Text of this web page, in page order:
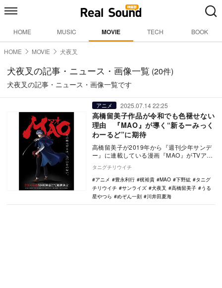
HOME MUSIC MOVIE TECH BOOK
HOME MOVIE 犬夜叉
犬夜叉の記事・ニュース・画像一覧 (20件)
犬夜叉の記事・ニュース・画像一覧です
アニメ 2025.07.14 22:25
高橋留美子作品が令和でも色褪せない
理由 『MAO』が導く“新るーみっく
わーるど”に期待
高橋留美子が2019年から『週刊少年サンデ
ー』に連載している漫画『MAO』がTVアニ
れ…
タニグチリウイチ
アニメ
豊永利行 梶裕貴 MAO 下野紘
タニグ
チリウイチ
サンライズ 犬夜叉 高橋留美子
うる
星やつら
めぞん一刻 川井田夏海